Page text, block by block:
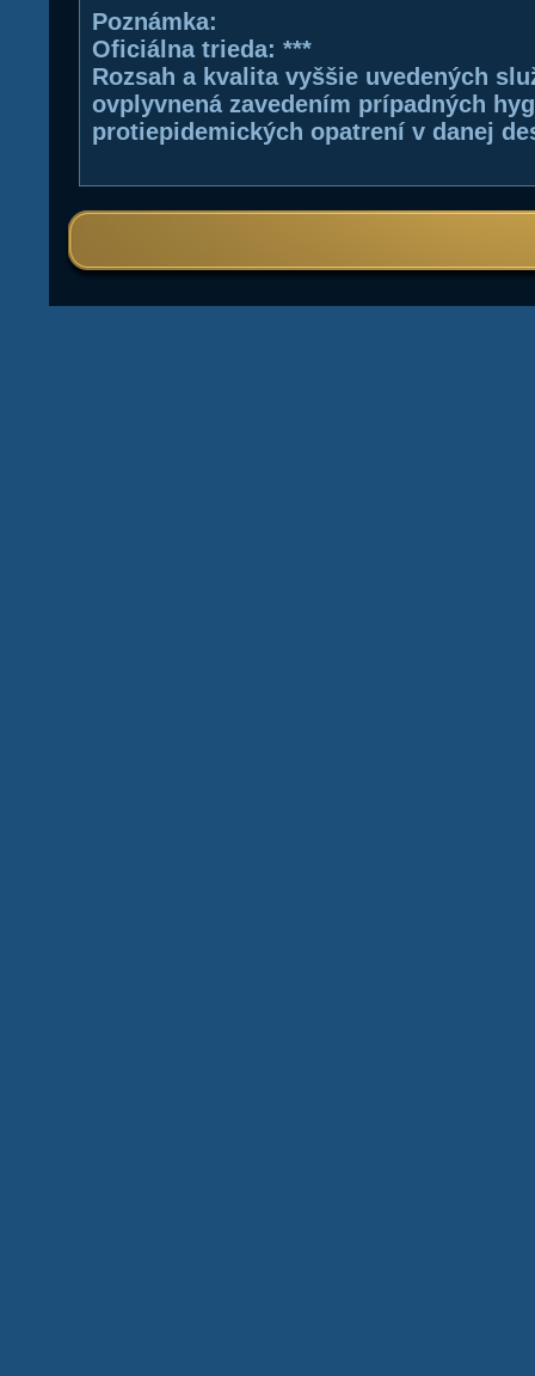
Poznámka:
Oficiálna trieda: ***
Rozsah a kvalita vyššie uvedených
ovplyvnená zavedením prípadných
protiepidemických opatrení v danej